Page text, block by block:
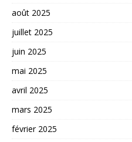
août 2025
juillet 2025
juin 2025
mai 2025
avril 2025
mars 2025
février 2025